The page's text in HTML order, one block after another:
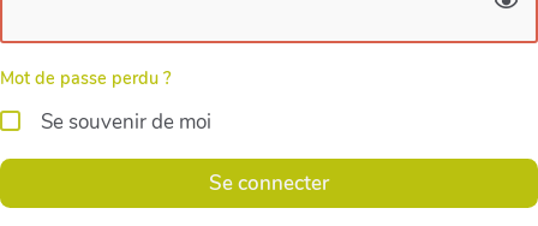
Mot de passe perdu ?
Se souvenir de moi
Se connecter